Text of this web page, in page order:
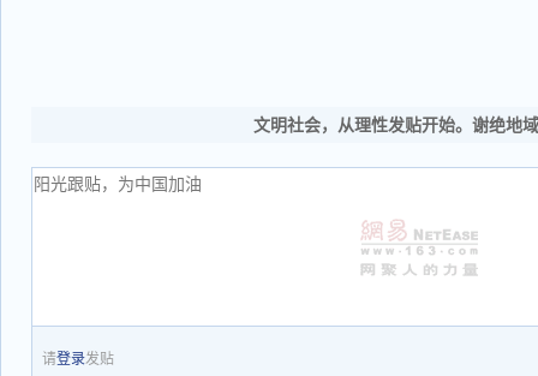
文明社会，从理性发贴开始。谢绝地
请登录发贴